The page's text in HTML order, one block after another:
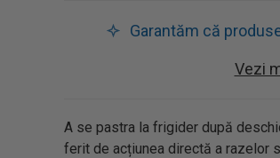
Garantăm că
Vezi
A se pastra la frigider după
ferit de acțiunea directă a razelor